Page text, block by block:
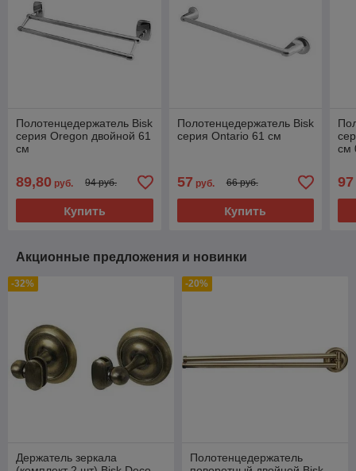
Полотенцедержатель Bisk
серия Oregon двойной 61
см
89,80 руб. 94 руб.
Купить
Полотенцедержатель Bisk
серия Ontario 61 см
57 руб. 66 руб.
Купить
см
97
Акционные предложения и новинки
-32%
Держатель зеркала
-20%
Полотенцедержатель